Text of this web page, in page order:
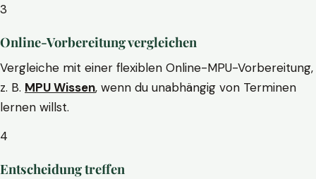
3
Online-Vorbereitung vergleichen
Vergleiche mit einer flexiblen Online-MPU-Vorbereitung,
z. B. MPU Wissen, wenn du unabhängig von Terminen
lernen willst.
4
Entscheidung treffen